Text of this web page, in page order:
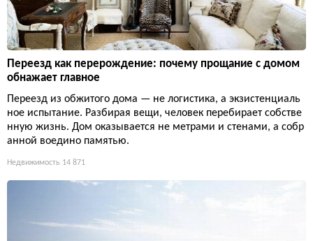
Переезд как перерождение: почему прощание с домом
обнажает главное
Переезд из обжитого дома — не логистика, а экзистенциаль
ное испытание. Разбирая вещи, человек перебирает собстве
нную жизнь. Дом оказывается не метрами и стенами, а собр
анной воедино памятью.
Недвижимость 14 871